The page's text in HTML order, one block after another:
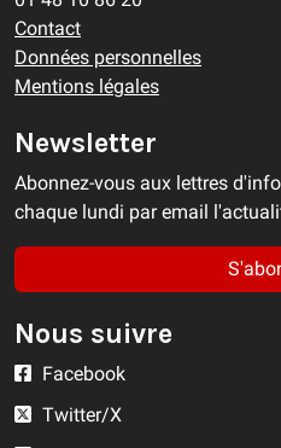
Contact
Données personnelles
Mentions légales
Newsletter
Abonnez-vous aux lettres
chaque lundi par email
Nous suivre
Facebook
Twitter/X